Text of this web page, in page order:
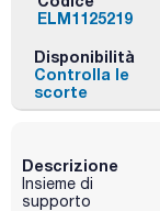
ELM1125219
Disponibilità
Controlla le
scorte
Descrizione
Insieme di
supporto